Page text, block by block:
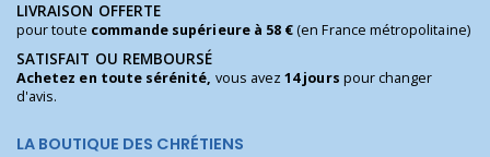
LIVRAISON OFFERTE
pour toute commande supérieure à 58 €(en France métropolitaine)
SATISFAIT OU REMBOURSÉ
Achetez en toute sérénité, vous avez14 jours pour changer
d'avis.
LA BOUTIQUE DES CHRÉTIENS